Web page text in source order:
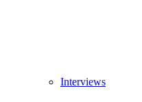
Interviews